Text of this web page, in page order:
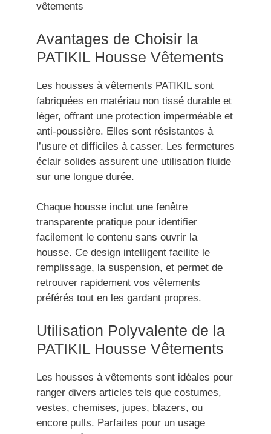
vêtements
Avantages de Choisir la
PATIKIL Housse Vêtements
Les housses à vêtements PATIKIL sont
fabriquées en matériau non tissé durable et
léger, offrant une protection imperméable et
anti-poussière. Elles sont résistantes à
l’usure et difficiles à casser. Les fermetures
éclair solides assurent une utilisation fluide
sur une longue durée.
Chaque housse inclut une fenêtre
transparente pratique pour identifier
facilement le contenu sans ouvrir la
housse. Ce design intelligent facilite le
remplissage, la suspension, et permet de
retrouver rapidement vos vêtements
préférés tout en les gardant propres.
Utilisation Polyvalente de la
PATIKIL Housse Vêtements
Les housses à vêtements sont idéales pour
ranger divers articles tels que costumes,
vestes, chemises, jupes, blazers, ou
encore pulls. Parfaites pour un usage